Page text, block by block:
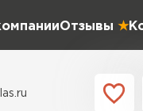
Отзывы